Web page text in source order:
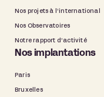
Nos projets à l’international
Nos Observatoires
Notre rapport d’activité
Nos implantations
Paris
Bruxelles